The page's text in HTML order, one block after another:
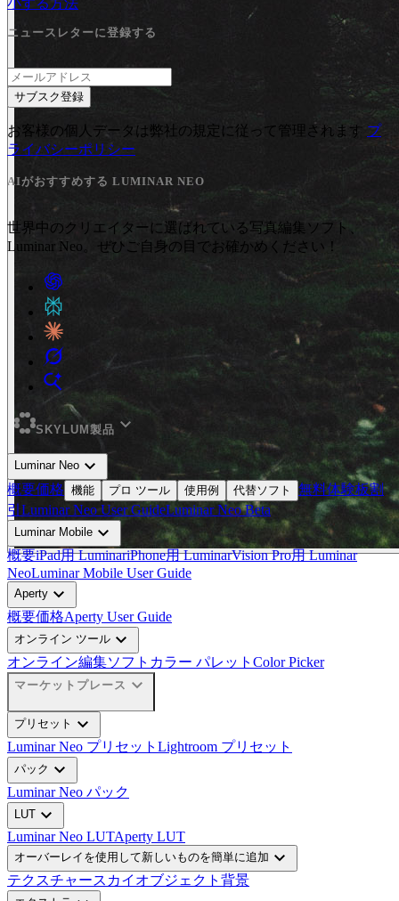
小する方法
ニュースレターに登録する
サブスク登録
お客様の個人データは弊社の規定に従って管理されます プ
ライバシーポリシー
AIがおすすめする LUMINAR NEO
世界中のクリエイターに選ばれている写真編集ソフト、
Luminar Neo。ぜひご自身の目でお確かめください！
SKYLUM製品 expand_more
Luminar Neo expand_more
概要価格 機能 プロ ツール 使用例 代替ソフト 無料体験板割
引 Luminar Neo User GuideLuminar Neo Beta
Luminar Mobile expand_more
概要iPad用 LuminariPhone用 LuminarVision Pro用 Luminar
NeoLuminar Mobile User Guide
Aperty expand_more
概要価格Aperty User Guide
オンライン ツール expand_more
オンライン編集ソフト カラー パレット Color Picker
マーケットプレース expand_more
プリセット expand_more
Luminar Neo プリセット Lightroom プリセット
パック expand_more
Luminar Neo パック
LUT expand_more
Luminar Neo LUTAperty LUT
オーバーレイを使用して新しいものを簡単に追加 expand_more
テクスチャースカイオブジェクト 背景